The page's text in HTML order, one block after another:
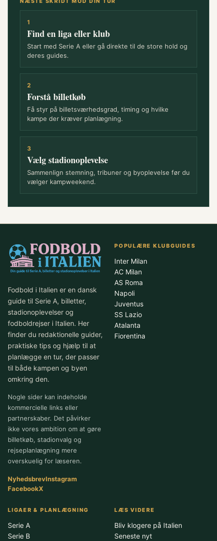
1
Find en liga eller klub
Start med Serie A eller gå direkte til de store hold og
deres guides.
2
Forstå billetkøb
Få styr på billetsværhedsgrad, timing og hvilke
kampe der kræver planlægning.
3
Vælg stadionoplevelse
Sammenlign stemning, tribuner og byoplevelse før du
vælger kampweekend.
Fodbold i Italien er en dansk
guide til Serie A, billetter,
stadionoplevelser og
fodboldrejser i Italien. Her
finder du redaktionelle guider,
praktiske tips og hjælp til at
planlægge en tur, der passer
til både kampen og byen
omkring den.
Nogle sider kan indeholde
kommercielle links eller
partnerskaber. Det påvirker
ikke vores ambition om at gøre
billetkøb, stadionvalg og
rejseplanlægning mere
overskuelig for læseren.
NyhedsbrevInstagram
FacebookX
POPULÆRE KLUBGUIDES
Inter Milan
AC Milan
AS Roma
Napoli
Juventus
SS Lazio
Atalanta
Fiorentina
LIGAER & PLANLÆGNING
Serie A
Serie B
LÆS VIDERE
Bliv klogere på Italien
Seneste nyt